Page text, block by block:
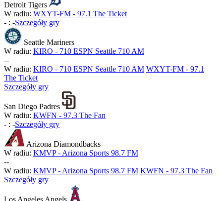
Detroit Tigers
W radiu: WXYT-FM - 97.1 The Ticket
- : -Szczegóły gry
Seattle Mariners
W radiu: KIRO - 710 ESPN Seattle 710 AM
--
W radiu: KIRO - 710 ESPN Seattle 710 AM WXYT-FM - 97.1
The Ticket
Szczegóły gry
San Diego Padres
W radiu: KWFN - 97.3 The Fan
- : -Szczegóły gry
Arizona Diamondbacks
W radiu: KMVP - Arizona Sports 98.7 FM
--
W radiu: KMVP - Arizona Sports 98.7 FM KWFN - 97.3 The Fan
Szczegóły gry